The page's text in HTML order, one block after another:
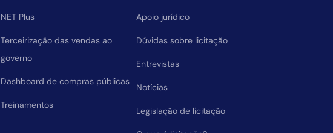
NET Plus
Terceirização das vendas ao
governo
Dashboard de compras públicas
Treinamentos
Apoio jurídico
Dúvidas sobre licitação
Entrevistas
Notícias
Legislação de licitação